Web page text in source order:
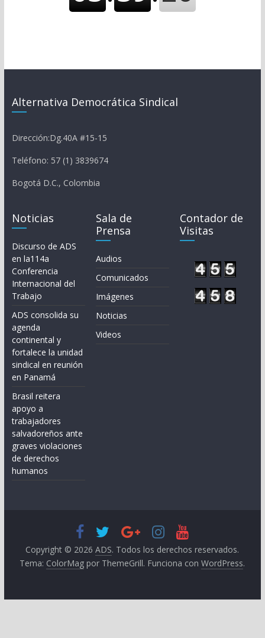
Alternativa Democrática Sindical
Dirección:Dg.40A #15-15
Teléfono: 57 (1) 3839674
Bogotá D.C., Colombia
Noticias
Discurso de ADS
en la114a
Conferencia
Internacional del
Trabajo
ADS consolida su
agenda
continental y
fortalece la unidad
sindical en reunión
en Panamá
Brasil reitera
apoyo a
trabajadores
salvadoreños ante
graves violaciones
de derechos
humanos
Sala de
Prensa
Audios
Comunicados
Imágenes
Noticias
Videos
Contador de
Visitas
Copyright © 2026ADS. Todos los derechos reservados.
Tema: ColorMag por ThemeGrill. Funciona conWordPress.